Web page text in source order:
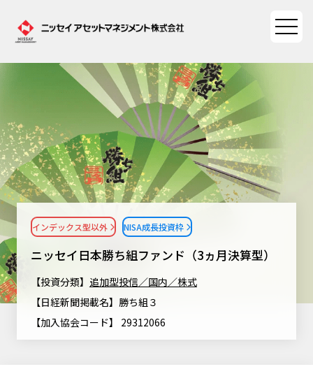
ファンド情報
ファンド情報TOP
基準価額一覧
ファンド検索
ファンド比較
決算カレンダー
海外休日カレンダー
投資信託新商品のご案内
マーケット情報
マーケット情報TOP
マーケット指数
マーケットレポート
大関 洋の「十字路」
コラム
ファンドレポート
資産形成ポータル
資産形成ポータルTOP
Nダイレクト
サステナビリティ
サステナビリティTOP
サステナビリティ経営
SDGsとは？
ニッセイアセットについて
ニッセイアセットについてTOP
最新情報 法人のお客さま
ニッセイ日本勝ち組ファンド（3ヵ月決算型）
インデックス型以外 NISA成長投資枠
【投資分類】 追加型投信／国内／株式
【日経新聞掲載名】勝ち組３
【加入協会コード】 29312066